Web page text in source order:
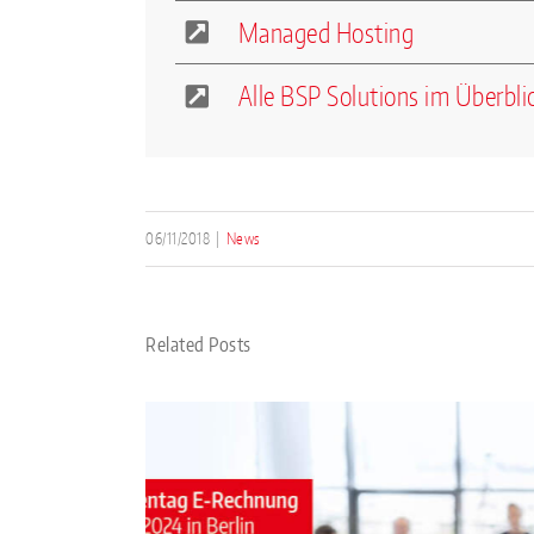
Managed Hosting
Alle BSP Solutions im
06/11/2018 News
Related Posts